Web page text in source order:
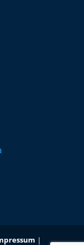
|